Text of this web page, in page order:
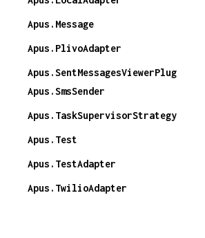
Apus.Message
Apus.PlivoAdapter
Apus.SentMessagesViewerPlug
Apus.SmsSender
Apus.TaskSupervisorStrategy
Apus.Test
Apus.TestAdapter
Apus.TwilioAdapter